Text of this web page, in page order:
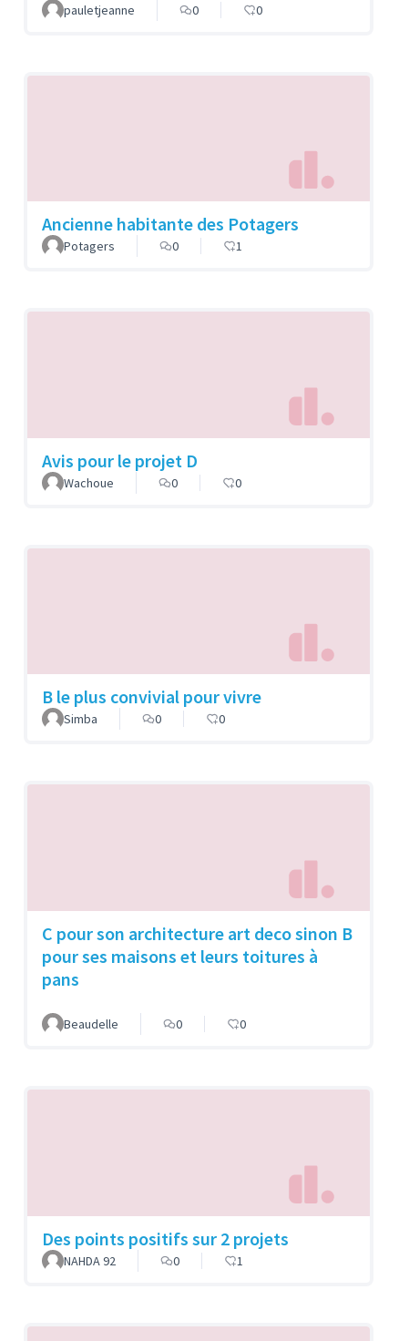
pauletjeanne 0 0
Ancienne habitante des Potagers
Potagers 0 1
Avis pour le projet D
Wachoue 0 0
B le plus convivial pour vivre
Simba 0 0
C pour son architecture art deco sinon B
pour ses maisons et leurs toitures à
pans
Beaudelle 0 0
Des points positifs sur 2 projets
NAHDA 92 0 1